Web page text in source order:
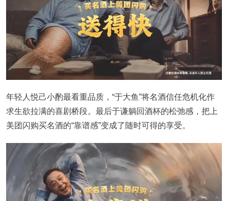
年轻人悦己小酌最看重品质，“于大鱼”将名酒信任危机化作
求生欲拉满的喜剧桥段。最后于谦躺回酒杯的松弛感，把上
美团闪购买名酒的“靠谱感”变成了随时可得的享受。